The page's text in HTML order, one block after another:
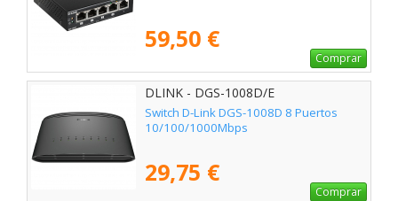
59,50 €
Comprar
DLINK - DGS-1008D/E
Switch D-Link DGS-1008D 8 Puertos
10/100/1000Mbps
29,75 €
Comprar